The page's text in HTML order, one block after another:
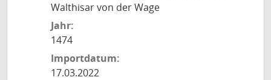
Walthisar von der Wage
Jahr:
1474
Importdatum:
17.03.2022